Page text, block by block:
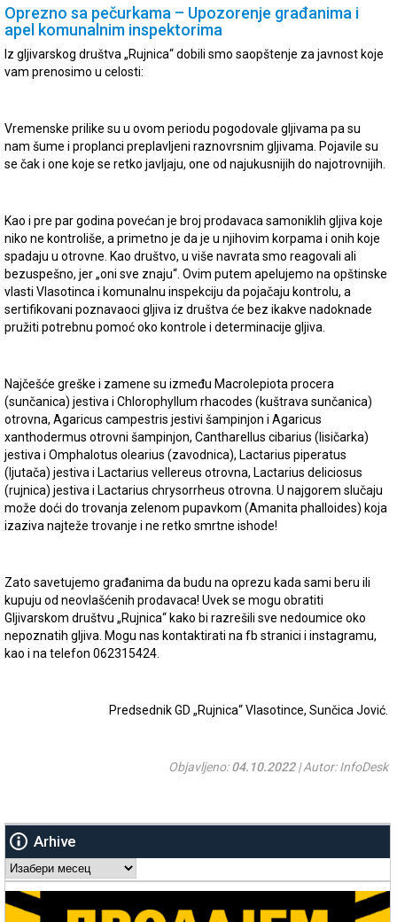
Oprezno sa pečurkama – Upozorenje građanima i
apel komunalnim inspektorima
Iz gljivarskog društva „Rujnica“ dobili smo saopštenje za javnost koje
vam prenosimo u celosti:
Vremenske prilike su u ovom periodu pogodovale gljivama pa su
nam šume i proplanci preplavljeni raznovrsnim gljivama. Pojavile su
se čak i one koje se retko javljaju, one od najukusnijih do najotrovnijih.
Kao i pre par godina povećan je broj prodavaca samoniklih gljiva koje
niko ne kontroliše, a primetno je da je u njihovim korpama i onih koje
spadaju u otrovne. Kao društvo, u više navrata smo reagovali ali
bezuspešno, jer „oni sve znaju“. Ovim putem apelujemo na opštinske
vlasti Vlasotinca i komunalnu inspekciju da pojačaju kontrolu, a
sertifikovani poznavaoci gljiva iz društva će bez ikakve nadoknade
pružiti potrebnu pomoć oko kontrole i determinacije gljiva.
Najčešće greške i zamene su između Macrolepiota procera
(sunčanica) jestiva i Chlorophyllum rhacodes (kuštrava sunčanica)
otrovna, Agaricus campestris jestivi šampinjon i Agaricus
xanthodermus otrovni šampinjon, Cantharellus cibarius (lisičarka)
jestiva i Omphalotus olearius (zavodnica), Lactarius piperatus
(ljutača) jestiva i Lactarius vellereus otrovna, Lactarius deliciosus
(rujnica) jestiva i Lactarius chrysorrheus otrovna. U najgorem slučaju
može doći do trovanja zelenom pupavkom (Amanita phalloides) koja
izaziva najteže trovanje i ne retko smrtne ishode!
Zato savetujemo građanima da budu na oprezu kada sami beru ili
kupuju od neovlašćenih prodavaca! Uvek se mogu obratiti
Gljivarskom društvu „Rujnica“ kako bi razrešili sve nedoumice oko
nepoznatih gljiva. Mogu nas kontaktirati na fb stranici i instagramu,
kao i na telefon 062315424.
Predsednik GD „Rujnica“ Vlasotince, Sunčica Jović.
Objavljeno:04.10.2022| Autor: InfoDesk
Arhive
Arhive